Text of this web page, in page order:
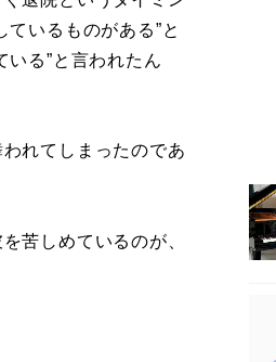
いるものがある”と
いる”と言われたん
れてしまったのであ
苦しめているのが、